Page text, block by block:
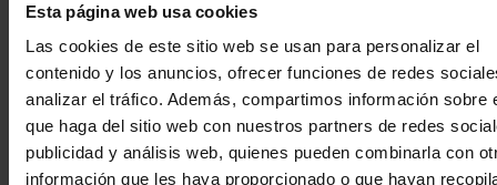
Esta página web usa cookies
Las cookies de este sitio web se usan para personalizar el
contenido y los anuncios, ofrecer funciones de redes
analizar el tráfico. Además, compartimos información sobre
que haga del sitio web con nuestros partners de redes
publicidad y análisis web, quienes pueden combinarla con
información que les haya proporcionado o que hayan